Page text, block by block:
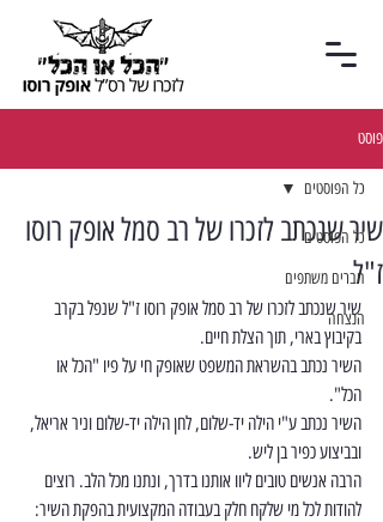
פוסט
כל הפוסטים
חברים משתפים
הנצחה
כל הפוסטים
שיר שנכתב לזכרו של רב סמל אופק רוסו
ז"ל
שיר שנכתב לזכרו של רב סמל אופק רוסו ז"ל שנפל בקרב
בקיבוץ בארי, תוך הצלת חיים.
השיר נכתב בהשראת המשפט שאופק חי על פיו "הכל או
הכל".
השיר נכתב ע"י הילה יד-שלום, לחן הילה יד-שלום וניר אריאל,
ובביצוע כפיר בן ליש.
הרבה אנשים טובים ליוו אותנו בדרך, ונתנו מכל הלב. רוצים
להודות לכל מי שלקח חלק בעבודה המקצועית בהפקת השיר: